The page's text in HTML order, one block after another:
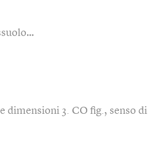
dimensioni 3. CO fig., senso di